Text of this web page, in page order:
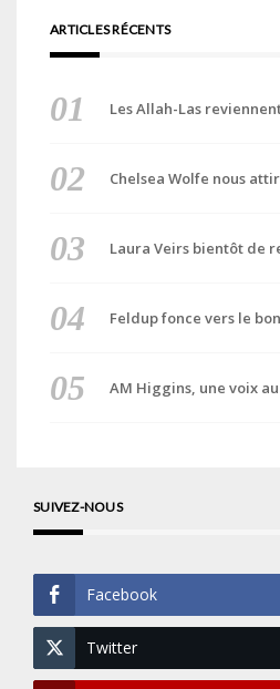
ARTICLES RÉCENTS
Les Allah-Las
Chelsea Wolfe nous
Laura Veirs bientôt de
Feldup fonce vers le
AM Higgins, une voix
SUIVEZ-NOUS
Facebook
Twitter